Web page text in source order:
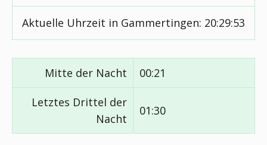
Aktuelle Uhrzeit in Gammertingen: 20:29:54
Mitte der Nacht 00:21
Letztes Drittel der
Nacht
01:30